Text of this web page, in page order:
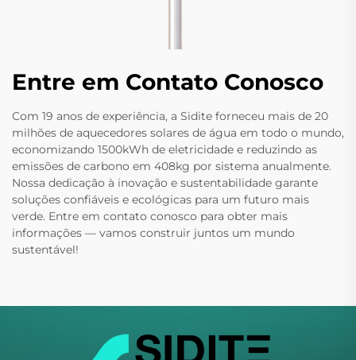
Entre em Contato Conosco
Com 19 anos de experiência, a Sidite forneceu mais de 20
milhões de aquecedores solares de água em todo o mundo,
economizando 1500kWh de eletricidade e reduzindo as
emissões de carbono em 408kg por sistema anualmente.
Nossa dedicação à inovação e sustentabilidade garante
soluções confiáveis e ecológicas para um futuro mais
verde. Entre em contato conosco para obter mais
informações — vamos construir juntos um mundo
sustentável!